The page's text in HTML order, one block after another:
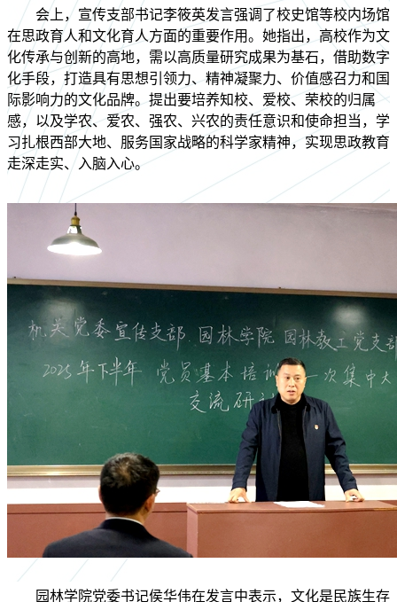
会上，宣传支部书记李筱英发言强调了校史馆等校内场馆
在思政育人和文化育人方面的重要作用。她指出，高校作为文
化传承与创新的高地，需以高质量研究成果为基石，借助数字
化手段，打造具有思想引领力、精神凝聚力、价值感召力和国
际影响力的文化品牌。提出要培养知校、爱校、荣校的归属
感，以及学农、爱农、强农、兴农的责任意识和使命担当，学
习扎根西部大地、服务国家战略的科学家精神，实现思政教育
走深走实、入脑入心。
园林学院党委书记侯华伟在发言中表示，文化是民族生存